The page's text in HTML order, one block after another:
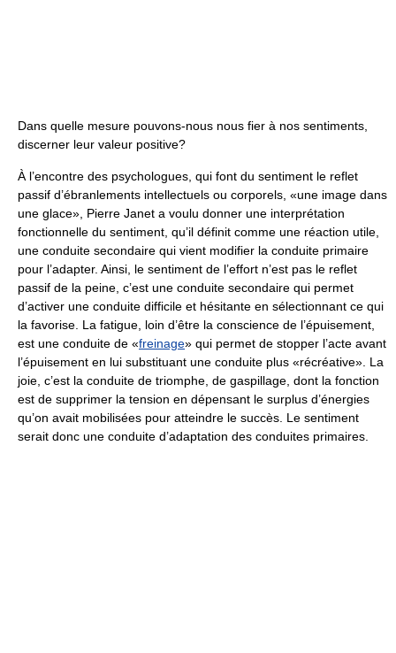
Dans quelle mesure pouvons-nous nous fier à nos sentiments,
discerner leur valeur positive?
À l’encontre des psychologues, qui font du sentiment le reflet
passif d’ébranlements intellectuels ou corporels, «une image dans
une glace», Pierre Janet a voulu donner une interprétation
fonctionnelle du sentiment, qu’il définit comme une réaction utile,
une conduite secondaire qui vient modifier la conduite primaire
pour l’adapter. Ainsi, le sentiment de l’effort n’est pas le reflet
passif de la peine, c’est une conduite secondaire qui permet
d’activer une conduite difficile et hésitante en sélectionnant ce qui
la favorise. La fatigue, loin d’être la conscience de l’épuisement,
est une conduite de «freinage» qui permet de stopper l’acte avant
l’épuisement en lui substituant une conduite plus «récréative». La
joie, c’est la conduite de triomphe, de gaspillage, dont la fonction
est de supprimer la tension en dépensant le surplus d’énergies
qu’on avait mobilisées pour atteindre le succès. Le sentiment
serait donc une conduite d’adaptation des conduites primaires.